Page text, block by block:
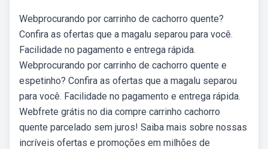
Webprocurando por carrinho de cachorro quente?
Confira as ofertas que a magalu separou para você.
Facilidade no pagamento e entrega rápida.
Webprocurando por carrinho de cachorro quente e
espetinho? Confira as ofertas que a magalu separou
para você. Facilidade no pagamento e entrega rápida.
Webfrete grátis no dia compre carrinho cachorro
quente parcelado sem juros! Saiba mais sobre nossas
incríveis ofertas e promoções em milhões de